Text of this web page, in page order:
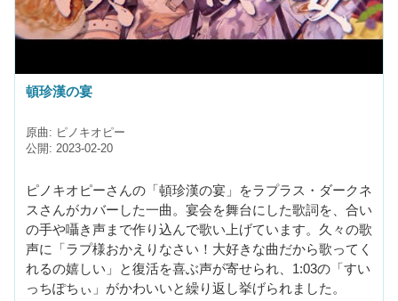
頓珍漢の宴
原曲: ピノキオピー
公開: 2023-02-20
ピノキオピーさんの「頓珍漢の宴」をラプラス・ダークネ
スさんがカバーした一曲。宴会を舞台にした歌詞を、合い
の手や囁き声まで作り込んで歌い上げています。久々の歌
声に「ラプ様おかえりなさい！大好きな曲だから歌ってく
れるの嬉しい」と復活を喜ぶ声が寄せられ、1:03の「すい
っちぽちぃ」がかわいいと繰り返し挙げられました。